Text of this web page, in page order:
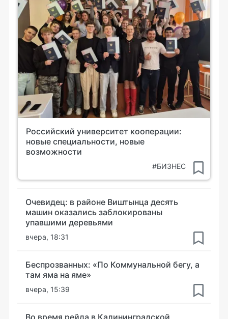
Российский университет кооперации:
новые специальности, новые
возможности
#БИЗНЕС
Очевидец: в районе Виштынца десять
машин оказались заблокированы
упавшими деревьями
вчера, 18:31
Беспрозванных: «По Коммунальной бегу, а
там яма на яме»
вчера, 15:39